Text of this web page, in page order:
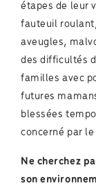
étapes de leur
fauteuil
aveugles,
des difficultés
familles avec
futures
blessées
concerné par
Ne cherchez
son